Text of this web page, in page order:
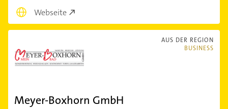
Webseite
AUS DER REGION
BUSINESS
Meyer-Boxhorn GmbH